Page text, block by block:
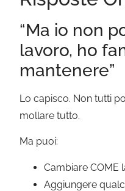
“Ma io non
lavoro, ho
mantenere”
Lo capisco. Non tutti
mollare tutto.
Ma puoi:
Cambiare COME
Aggiungere